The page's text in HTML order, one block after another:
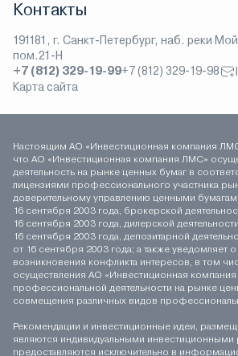
Контакты
191181, г. Санкт-Петербург, наб. реки
пом.21-Н
+7 (812) 329-19-99+7 (812) 329-19-98
Карта сайта
Настоящим АО «Инвестиционная компания
что АО «Инвестиционная компания ЛМС»
деятельность на рынке ценных бумаг в
лицензиями профессионального участника
доверительному управлению ценными
16 сентября 2003 года, брокерской
16 сентября 2003 года, дилерской
16 сентября 2003 года, депозитарной
от 16 сентября 2003 года; а также уведомляет
возникновения конфликта интересов, в том
осуществления АО «Инвестиционная
профессиональной деятельности на рынке
совмещения различных видов
Рекомендации и инвестиционные идеи,
являются индивидуальными
предоставляются исключительно в